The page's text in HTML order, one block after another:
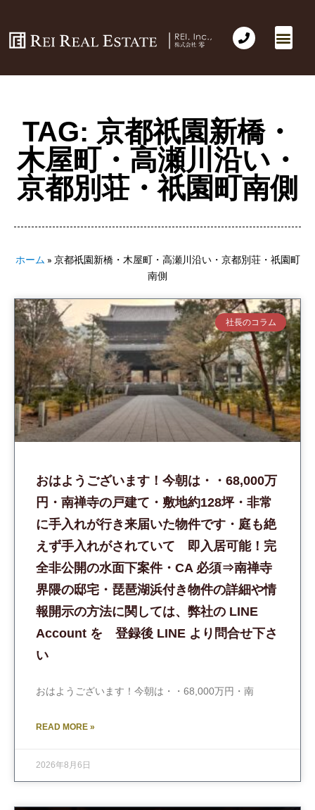
TAG: 京都祇園新橋・
木屋町・高瀬川沿い・
京都別荘・祇園町南側
ホーム » 京都祇園新橋・木屋町・高瀬川沿い・京都別荘・祇園町
南側
社長のコラム
おはようございます！今朝は・・68,000万
円・南禅寺の戸建て・敷地約128坪・非常
に手入れが行き来届いた物件です・庭も絶
えず手入れがされていて 即入居可能！完
全非公開の水面下案件・CA 必須⇒南禅寺
界隈の邸宅・琵琶湖浜付き物件の詳細や情
報開示の方法に関しては、弊社の LINE
Account を 登録後 LINE より問合せ下さ
い
おはようございます！今朝は・・68,000万円・南
READ MORE »
2026年8月6日